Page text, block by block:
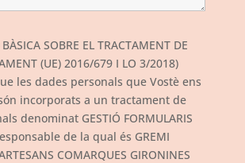
SOBRE EL TRACTAMENT DE
(UE) 2016/679 I LO 3/2018)
les dades personals que Vostè ens
incorporats a un tractament de
denominat GESTIÓ FORMULARIS
de la qual és GREMI
COMARQUES GIRONINES